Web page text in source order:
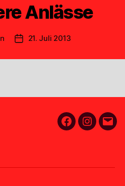
Anlässe
Veröffentlichungsdatum
21. Juli 2013
FacebookE-